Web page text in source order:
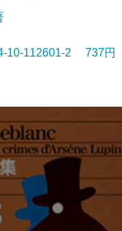
10-112601-2 737円